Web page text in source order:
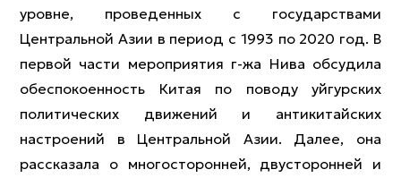
уровне, проведенных с государствами
Центральной Азии в период с 1993 по 2020 год. В
первой части мероприятия г-жа Нива обсудила
обеспокоенность Китая по поводу уйгурских
политических движений и антикитайских
настроений в Центральной Азии. Далее, она
рассказала о многосторонней, двусторонней и